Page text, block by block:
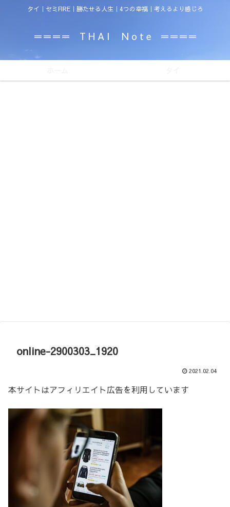
タイ｜セミFIRE｜勝たせる人生｜4つの幸福｜考えるより感じろ
＝＝＝＝ T H A I N o t e ＝＝＝＝
online-2900303_1920
2021.02.04
本サイトはアフィリエイト広告を利用しています